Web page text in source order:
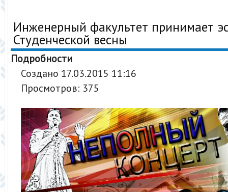
Инженерный факультет принимает
Студенческой весны
Подробности
Создано 17.03.2015 11:16
Просмотров: 375